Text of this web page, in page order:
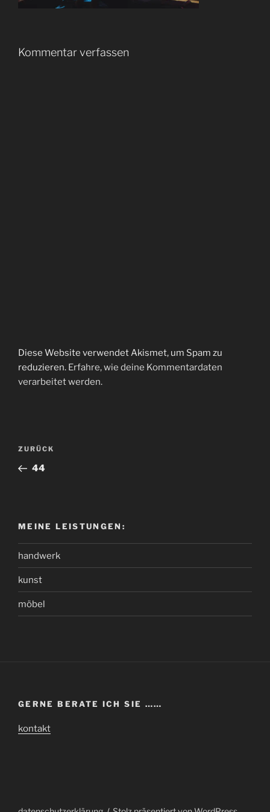
Kommentar verfassen
Diese Website verwendet Akismet, um Spam zu
reduzieren. Erfahre, wie deine Kommentardaten
verarbeitet werden.
Beitragsnavigation
Vorheriger
Beitrag
ZURÜCK
44
MEINE LEISTUNGEN:
handwerk
kunst
möbel
GERNE BERATE ICH SIE ……
kontakt